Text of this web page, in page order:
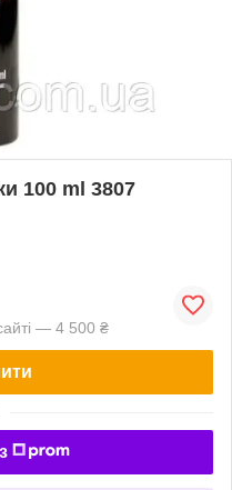
100 ml 3807
— 4 500 ₴